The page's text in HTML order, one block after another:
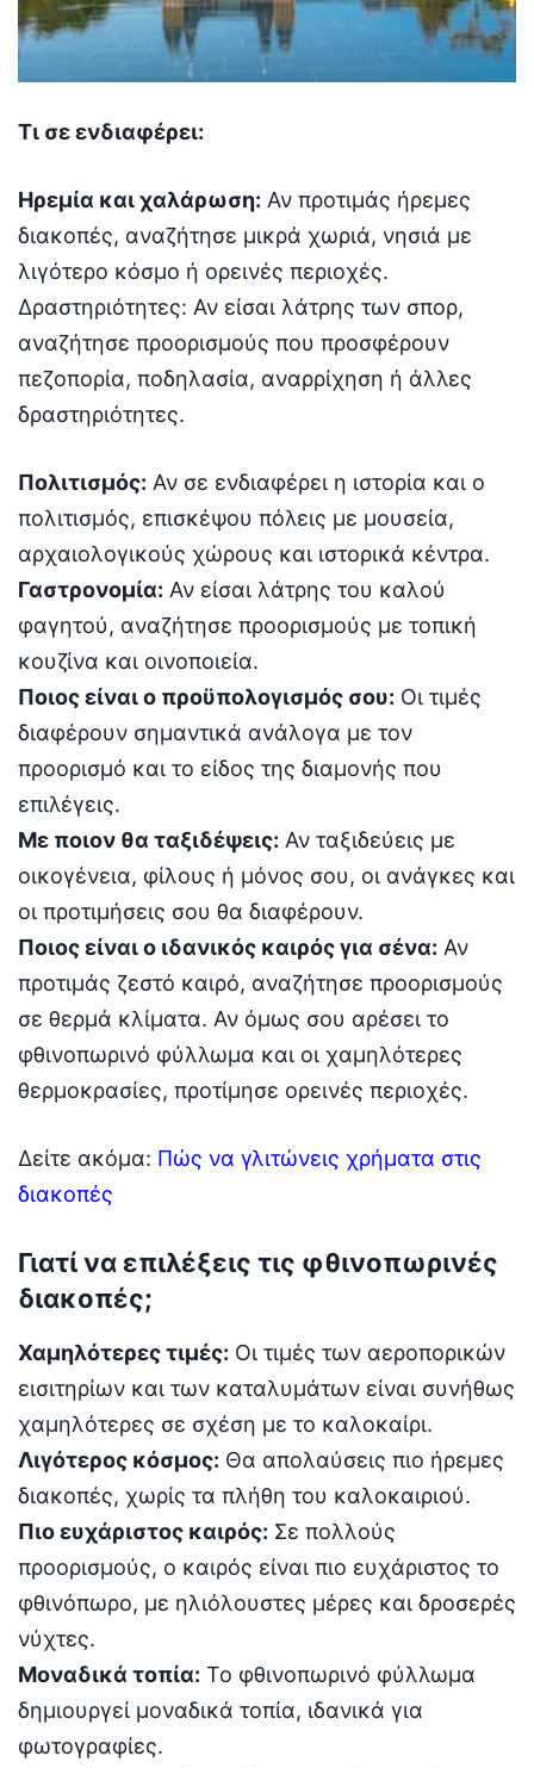
Τι σε ενδιαφέρει:
Ηρεμία και χαλάρωση: Αν προτιμάς ήρεμες
διακοπές, αναζήτησε μικρά χωριά, νησιά με
λιγότερο κόσμο ή ορεινές περιοχές.
Δραστηριότητες: Αν είσαι λάτρης των σπορ,
αναζήτησε προορισμούς που προσφέρουν
πεζοπορία, ποδηλασία, αναρρίχηση ή άλλες
δραστηριότητες.
Πολιτισμός: Αν σε ενδιαφέρει η ιστορία και ο
πολιτισμός, επισκέψου πόλεις με μουσεία,
αρχαιολογικούς χώρους και ιστορικά κέντρα.
Γαστρονομία: Αν είσαι λάτρης του καλού
φαγητού, αναζήτησε προορισμούς με τοπική
κουζίνα και οινοποιεία.
Ποιος είναι ο προϋπολογισμός σου: Οι τιμές
διαφέρουν σημαντικά ανάλογα με τον
προορισμό και το είδος της διαμονής που
επιλέγεις.
Με ποιον θα ταξιδέψεις: Αν ταξιδεύεις με
οικογένεια, φίλους ή μόνος σου, οι ανάγκες και
οι προτιμήσεις σου θα διαφέρουν.
Ποιος είναι ο ιδανικός καιρός για σένα: Αν
προτιμάς ζεστό καιρό, αναζήτησε προορισμούς
σε θερμά κλίματα. Αν όμως σου αρέσει το
φθινοπωρινό φύλλωμα και οι χαμηλότερες
θερμοκρασίες, προτίμησε ορεινές περιοχές.
Δείτε ακόμα: Πώς να γλιτώνεις χρήματα στις
διακοπές
Γιατί να επιλέξεις τις φθινοπωρινές
διακοπές;
Χαμηλότερες τιμές: Οι τιμές των αεροπορικών
εισιτηρίων και των καταλυμάτων είναι συνήθως
χαμηλότερες σε σχέση με το καλοκαίρι.
Λιγότερος κόσμος: Θα απολαύσεις πιο ήρεμες
διακοπές, χωρίς τα πλήθη του καλοκαιριού.
Πιο ευχάριστος καιρός: Σε πολλούς
προορισμούς, ο καιρός είναι πιο ευχάριστος το
φθινόπωρο, με ηλιόλουστες μέρες και δροσερές
νύχτες.
Μοναδικά τοπία: Το φθινοπωρινό φύλλωμα
δημιουργεί μοναδικά τοπία, ιδανικά για
φωτογραφίες.